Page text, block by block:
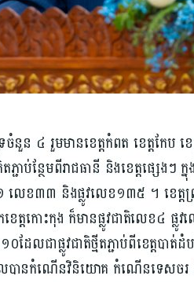
រ​ចំនួន​ ៤ រួមមាន​ខេត្ត​កំពត ខេត្ត​កែប
ជាប់​ន្ថែម​ពីរាជធានី​ និង​ខេត្ត​ផ្សេងៗ
លេខ​៣៣ និង​ផ្លូវលេខ​១៣៥ ។ ខេត្ត
កោះកុង ក៏មានផ្លូវជាតិលេខ​៤ ផ្លូ
ែលជា​ផ្លូវ​ជាតិ​ថ្មី​​តភ្ជាប់ពីខេត្ត​បា
ាន​កំណើនវិនិយោគ​ កំណើនទេសចរ​ និ